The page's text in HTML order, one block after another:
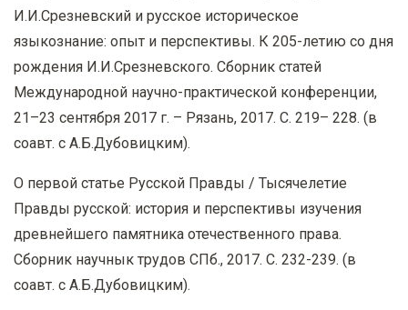
И.И.Срезневский и русское историческое
языкознание: опыт и перспективы. К 205-летию со дня
рождения И.И.Срезневского. Сборник статей
Международной научно-практической конференции,
21–23 сентября 2017 г. – Рязань, 2017. С. 219– 228. (в
соавт. с А.Б.Дубовицким).
О первой статье Русской Правды / Тысячелетие
Правды русской: история и перспективы изучения
древнейшего памятника отечественного права.
Сборник научнык трудов СПб., 2017. С. 232-239. (в
соавт. с А.Б.Дубовицким).